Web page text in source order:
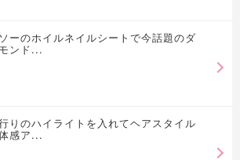
ーのホイルネイルシートで今話題のダ
ンド...
りのハイライトを入れてヘアスタイル
感ア...